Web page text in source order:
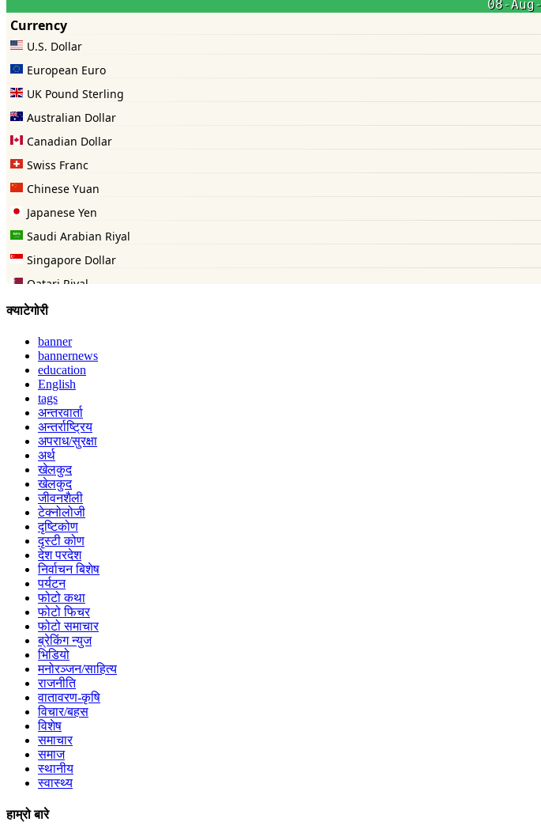
क्याटेगोरी
banner
bannernews
education
English
tags
अन्तरवार्ता
अन्तर्राष्ट्रिय
अपराध/सुरक्षा
अर्थ
खेलकुद
खेलकुद
जीवनशैली
टेक्नोलोजी
दृष्टिकोण
दृस्टी कोण
देश परदेश
निर्वाचन बिशेष
पर्यटन
फोटो कथा
फोटो फिचर
फोटो समाचार
ब्रेकिंग न्युज
भिडियो
मनोरञ्जन/साहित्य
राजनीति
वातावरण-कृषि
विचार/बहस
विशेष
समाचार
समाज
स्थानीय
स्वास्थ्य
हाम्रो बारे